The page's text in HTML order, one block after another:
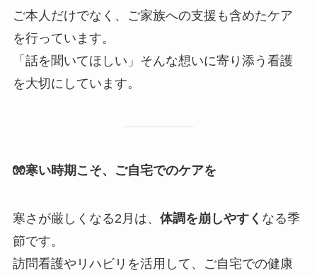
ご本人だけでなく、ご家族への支援も含めたケア
を行っています。
「話を聞いてほしい」そんな想いに寄り添う看護
を大切にしています。
🧤寒い時期こそ、ご自宅でのケアを
寒さが厳しくなる2月は、 体調を崩しやすく なる季
節です。
訪問看護やリハビリを活用して、ご自宅での健康